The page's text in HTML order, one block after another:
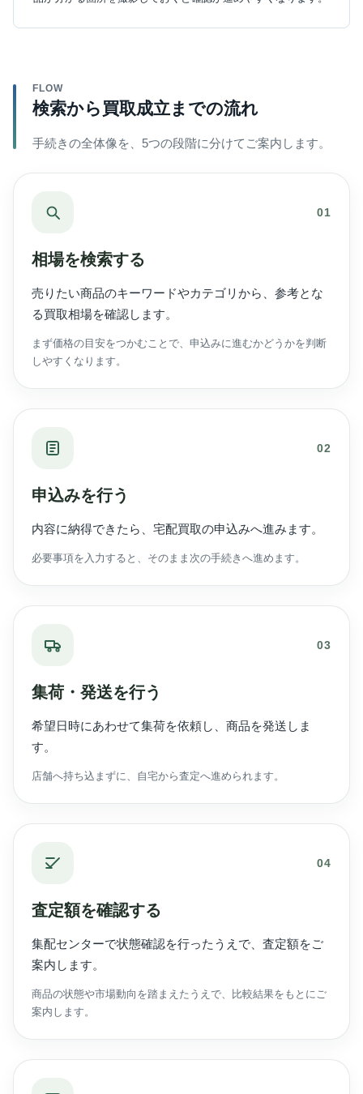
FLOW
検索から買取成立までの流れ
手続きの全体像を、5つの段階に分けてご案内します。
01
相場を検索する
売りたい商品のキーワードやカテゴリから、参考とな
る買取相場を確認します。
まず価格の目安をつかむことで、申込みに進むかどうかを判断
しやすくなります。
02
申込みを行う
内容に納得できたら、宅配買取の申込みへ進みます。
必要事項を入力すると、そのまま次の手続きへ進めます。
03
集荷・発送を行う
希望日時にあわせて集荷を依頼し、商品を発送しま
す。
店舗へ持ち込まずに、自宅から査定へ進められます。
04
査定額を確認する
集配センターで状態確認を行ったうえで、査定額をご
案内します。
商品の状態や市場動向を踏まえたうえで、比較結果をもとにご
案内します。